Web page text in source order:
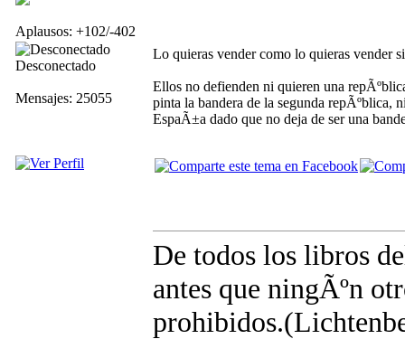
Aplausos: +102/-402
Desconectado
Mensajes: 25055
Lo quieras vender como lo quieras vender
Ellos no defienden ni quieren una
pinta la bandera de la segunda repÃºblica,
EspaÃ±a dado que no deja de ser una
De todos los libros
antes que ningÃºn